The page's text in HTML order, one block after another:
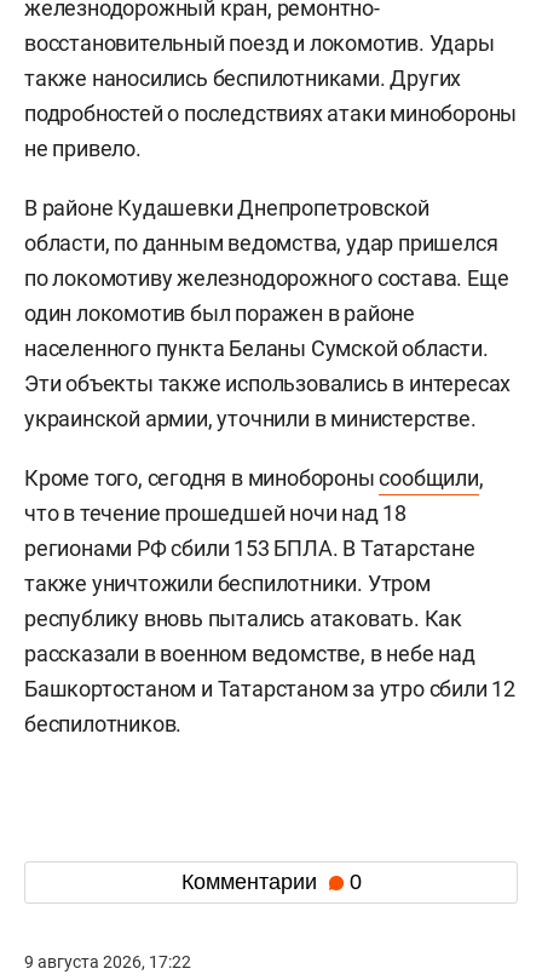
железнодорожный кран, ремонтно-
восстановительный поезд и локомотив. Удары
также наносились беспилотниками. Других
подробностей о последствиях атаки минобороны
не привело.
В районе Кудашевки Днепропетровской
области, по данным ведомства, удар пришелся
по локомотиву железнодорожного состава. Еще
один локомотив был поражен в районе
населенного пункта Беланы Сумской области.
Эти объекты также использовались в интересах
украинской армии, уточнили в министерстве.
Кроме того, сегодня в миноборонысообщили,
что в течение прошедшей ночи над 18
регионами РФ сбили 153 БПЛА. В Татарстане
также уничтожили беспилотники. Утром
республику вновь пытались атаковать. Как
рассказали в военном ведомстве, в небе над
Башкортостаном и Татарстаном за утро сбили 12
беспилотников.
Комментарии 0
9 августа 2026, 17:22